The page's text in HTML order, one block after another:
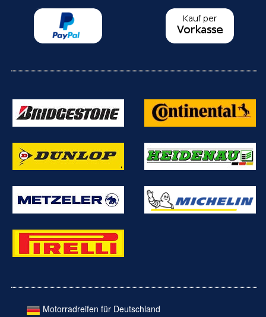
Motorradreifen für Deutschland